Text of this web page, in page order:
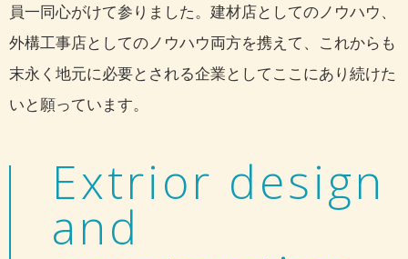
員一同心がけて参りました。建材店としてのノウハウ、
外構工事店としてのノウハウ両方を携えて、これからも
末永く地元に必要とされる企業としてここにあり続けた
いと願っています。
Extrior design
and